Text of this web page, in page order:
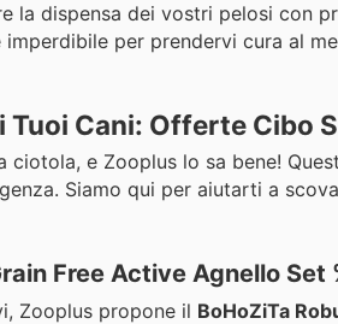
la dispensa dei vostri pelosi
per prendervi cura al
Tuoi Cani: Offerte Cibo
ciotola, e Zooplus lo sa bene!
Siamo qui per aiutarti a
Free Active Agnello Set
Zooplus propone il BoHoZiTa